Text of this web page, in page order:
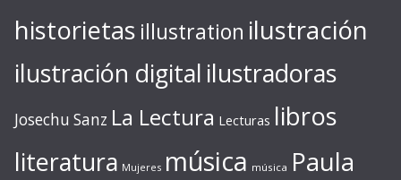
historietas illustration ilustración
ilustración digital ilustradoras
Josechu Sanz La Lectura Lecturas libros
literatura Mujeres música música Paula